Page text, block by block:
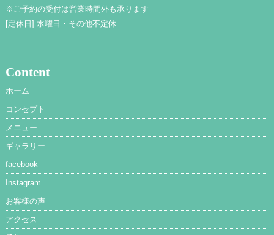
※ご予約の受付は営業時間外も承ります
[定休日] 水曜日・その他不定休
Content
ホーム
コンセプト
メニュー
ギャラリー
facebook
Instagram
お客様の声
アクセス